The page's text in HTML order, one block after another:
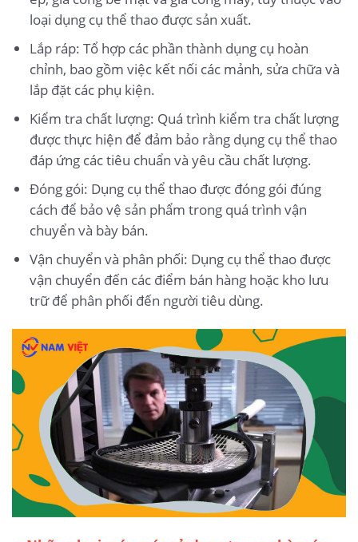
loại dụng cụ thể thao được sản xuất.
Lắp ráp: Tổ hợp các phần thành dụng cụ hoàn
chỉnh, bao gồm việc kết nối các mảnh, sửa chữa và
lắp đặt các phụ kiện.
Kiểm tra chất lượng: Quá trình kiểm tra chất lượng
được thực hiện để đảm bảo rằng dụng cụ thể thao
đáp ứng các tiêu chuẩn và yêu cầu chất lượng.
Đóng gói: Dụng cụ thể thao được đóng gói đúng
cách để bảo vệ sản phẩm trong quá trình vận
chuyển và bày bán.
Vận chuyển và phân phối: Dụng cụ thể thao được
vận chuyển đến các điểm bán hàng hoặc kho lưu
trữ để phân phối đến người tiêu dùng.